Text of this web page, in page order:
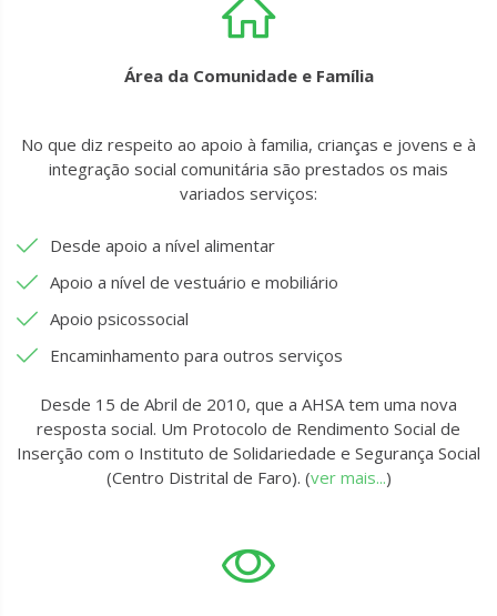
Área da Comunidade e Família
No que diz respeito ao apoio à familia, crianças e jovens e à
integração social comunitária são prestados os mais
variados serviços:
Desde apoio a nível alimentar
Apoio a nível de vestuário e mobiliário
Apoio psicossocial
Encaminhamento para outros serviços
Desde 15 de Abril de 2010, que a AHSA tem uma nova
resposta social. Um Protocolo de Rendimento Social de
Inserção com o Instituto de Solidariedade e Segurança Social
(Centro Distrital de Faro). (ver mais...)